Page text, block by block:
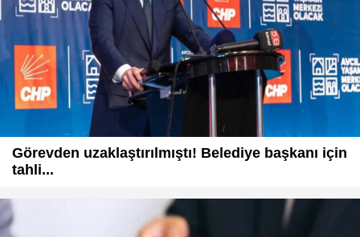
Görevden uzaklaştırılmıştı! Belediye başkanı için
tahli...